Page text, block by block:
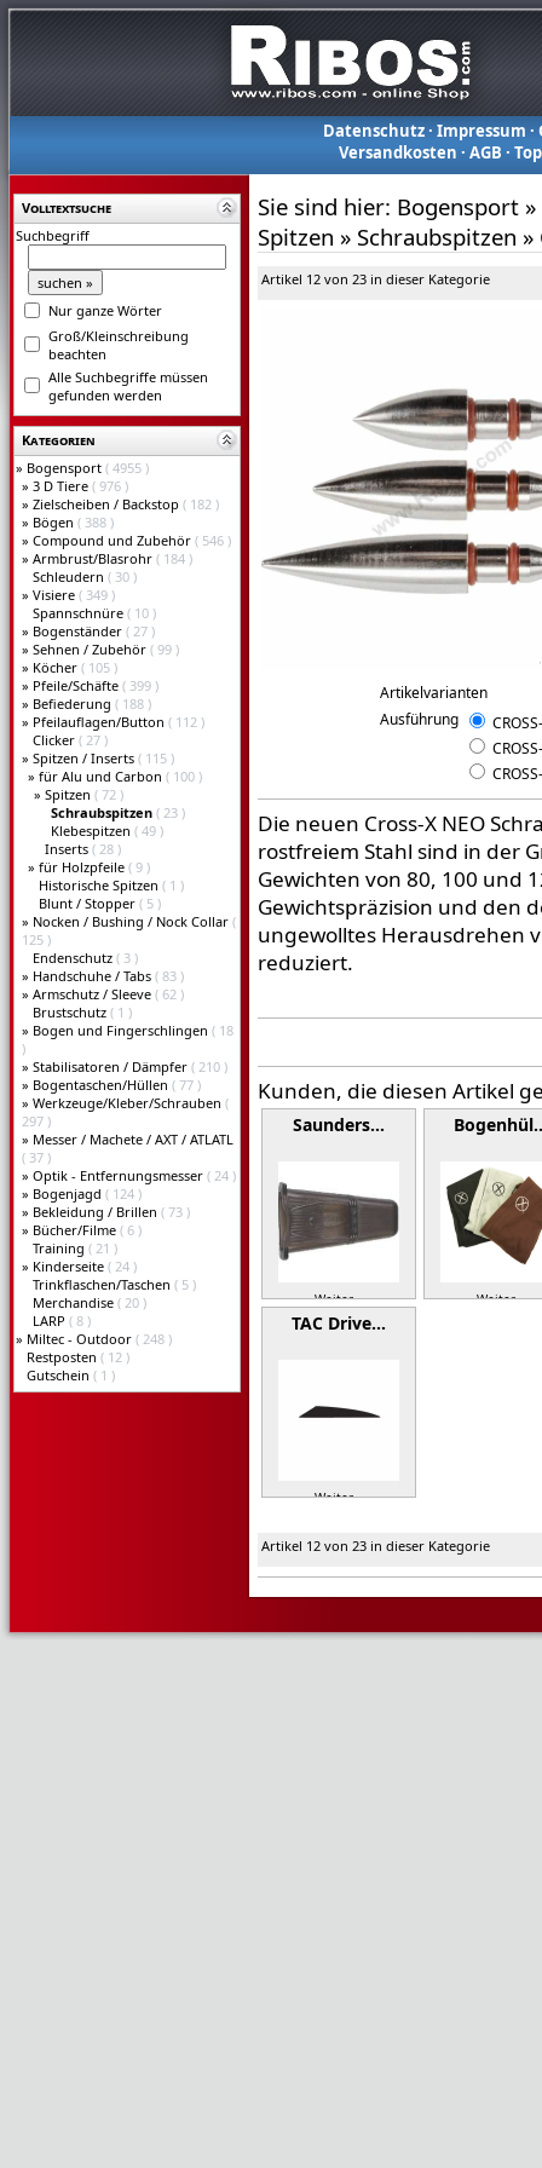
Datenschutz· Impressum ·
Versandkosten ·AGB ·
Volltextsuche
Suchbegriff
Nur ganze Wörter
Groß/Kleinschreibung
beachten
Alle Suchbegriffe müssen
gefunden werden
Kategorien
» Bogensport ( 4955 )
» 3 D Tiere ( 976 )
» Zielscheiben / Backstop ( 182 )
» Bögen ( 388 )
» Compound und Zubehör ( 546 )
» Armbrust/Blasrohr ( 184 )
Schleudern ( 30 )
» Visiere ( 349 )
Spannschnüre ( 10 )
» Bogenständer ( 27 )
» Sehnen / Zubehör ( 99 )
» Köcher ( 105 )
» Pfeile/Schäfte ( 399 )
» Befiederung ( 188 )
» Pfeilauflagen/Button ( 112 )
Clicker ( 27 )
» Spitzen / Inserts ( 115 )
» für Alu und Carbon ( 100 )
» Spitzen ( 72 )
Schraubspitzen ( 23 )
Klebespitzen ( 49 )
Inserts ( 28 )
» für Holzpfeile ( 9 )
Historische Spitzen ( 1 )
Blunt / Stopper ( 5 )
» Nocken / Bushing / Nock Collar (
125 )
Endenschutz ( 3 )
» Handschuhe / Tabs ( 83 )
» Armschutz / Sleeve ( 62 )
Brustschutz ( 1 )
» Bogen und Fingerschlingen ( 18
)
» Stabilisatoren / Dämpfer ( 210 )
» Bogentaschen/Hüllen ( 77 )
» Werkzeuge/Kleber/Schrauben (
297 )
» Messer / Machete / AXT / ATLATL
( 37 )
» Optik - Entfernungsmesser ( 24 )
» Bogenjagd ( 124 )
» Bekleidung / Brillen ( 73 )
» Bücher/Filme ( 6 )
Training ( 21 )
» Kinderseite ( 24 )
Trinkflaschen/Taschen ( 5 )
Merchandise ( 20 )
LARP ( 8 )
» Miltec - Outdoor ( 248 )
Restposten ( 12 )
Gutschein ( 1 )
Sie sind hier: Bogensport »
Spitzen » Schraubspitzen »
Artikel 12 von 23 in dieser Kategorie
Artikelvarianten
Ausführung
Die neuen Cross-X NEO
rostfreiem Stahl sind in der
Gewichten von 80, 100 und
Gewichtspräzision und den
ungewolltes Herausdrehen
reduziert.
Kunden, die diesen Artikel
Saunders…
Weiter » Weiter »
TAC Drive…
Weiter »
Artikel 12 von 23 in dieser Kategorie